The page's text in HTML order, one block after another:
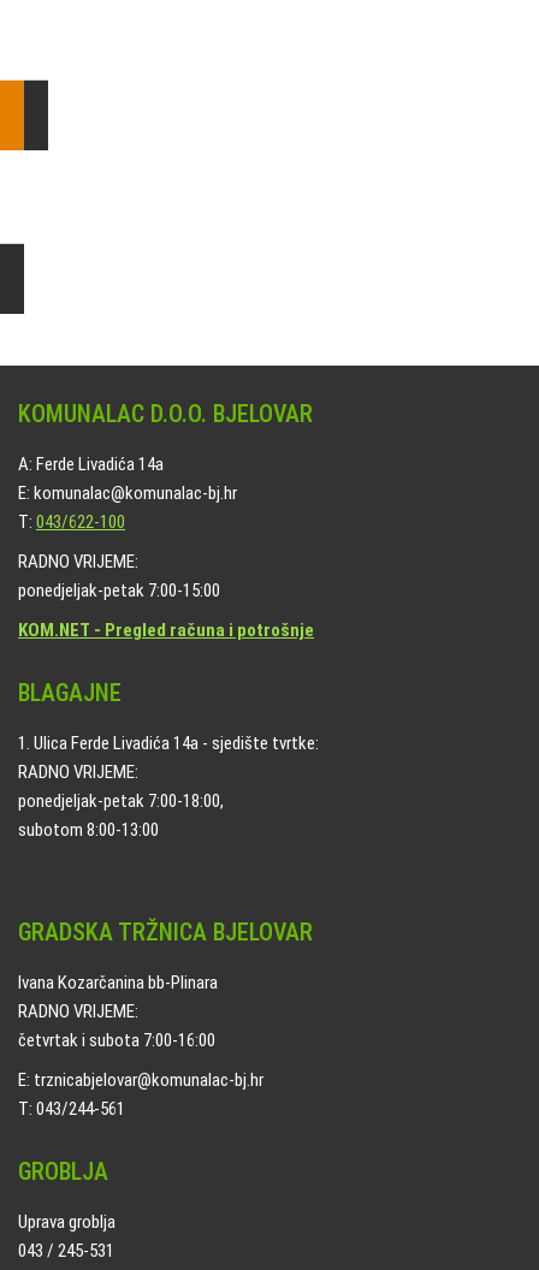
KOMUNALAC D.O.O. BJELOVAR
A: Ferde Livadića 14a
E: komunalac@komunalac-bj.hr
T: 043/622-100
RADNO VRIJEME:
ponedjeljak-petak 7:00-15:00
KOM.NET - Pregled računa i potrošnje
BLAGAJNE
1. Ulica Ferde Livadića 14a - sjedište tvrtke:
RADNO VRIJEME:
ponedjeljak-petak 7:00-18:00,
subotom 8:00-13:00
GRADSKA TRŽNICA BJELOVAR
Ivana Kozarčanina bb-Plinara
RADNO VRIJEME:
četvrtak i subota 7:00-16:00
E: trznicabjelovar@komunalac-bj.hr
T: 043/244-561
GROBLJA
Uprava groblja
043 / 245-531